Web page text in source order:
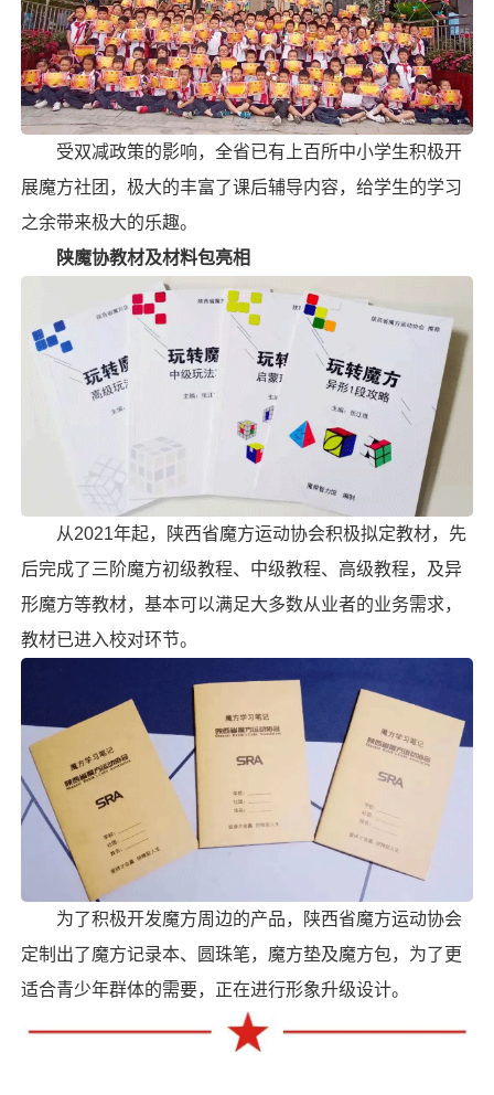
受双减政策的影响，全省已有上百所中小学生积极开
展魔方社团 ，极大的丰富了课后辅导内容，给学生的学习
之余带来极大的乐趣。
陕魔协教材及材料包亮相
从2021年起，陕西省魔方运动协会积极拟定教材，先
后完成了三阶魔方初级教程、中级教程、高级教程，及异
形魔方等教材，基本可以满足大多数从业者的业务需求，
教材已进入校对环节。
为了积极开发魔方周边的产品，陕西省魔方运动协会
定制出了魔方记录本、圆珠笔，魔方垫及魔方包，为了更
适合青少年群体的需要，正在进行形象升级设计。